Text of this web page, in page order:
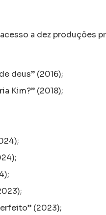
a dez produções
deus” (2016);
Kim?” (2018);
(2023);